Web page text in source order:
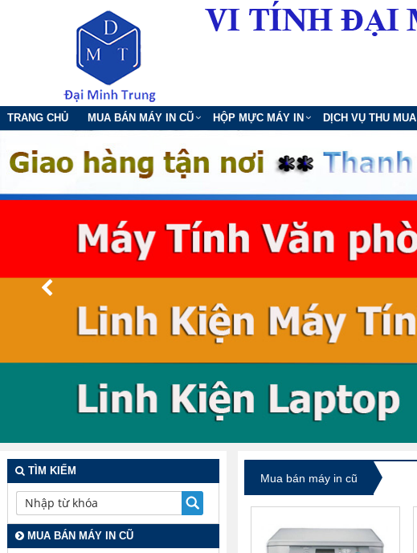
TRANG CHỦ MUA BÁN MÁY IN CŨ HỘP MỰC MÁY IN DỊCH VỤ THU MUA
Mua bán máy in cũ
TÌM KIẾM
MUA BÁN MÁY IN CŨ